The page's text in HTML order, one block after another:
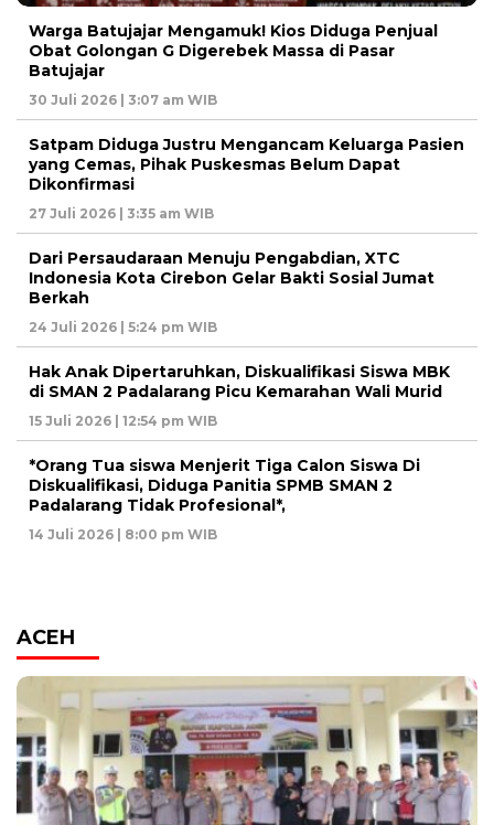
Warga Batujajar Mengamuk! Kios Diduga Penjual
Obat Golongan G Digerebek Massa di Pasar
Batujajar
30 Juli 2026 | 3:07 am WIB
Satpam Diduga Justru Mengancam Keluarga Pasien
yang Cemas, Pihak Puskesmas Belum Dapat
Dikonfirmasi
27 Juli 2026 | 3:35 am WIB
Dari Persaudaraan Menuju Pengabdian, XTC
Indonesia Kota Cirebon Gelar Bakti Sosial Jumat
Berkah
24 Juli 2026 | 5:24 pm WIB
Hak Anak Dipertaruhkan, Diskualifikasi Siswa MBK
di SMAN 2 Padalarang Picu Kemarahan Wali Murid
15 Juli 2026 | 12:54 pm WIB
*Orang Tua siswa Menjerit Tiga Calon Siswa Di
Diskualifikasi, Diduga Panitia SPMB SMAN 2
Padalarang Tidak Profesional*,
14 Juli 2026 | 8:00 pm WIB
ACEH